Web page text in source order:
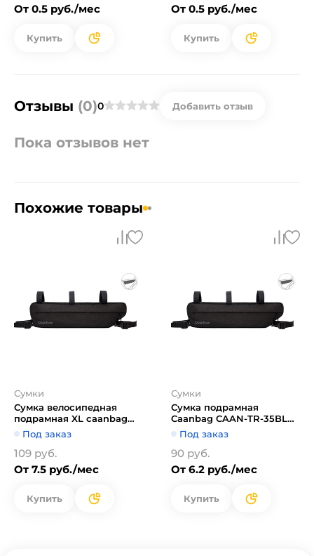
От 0.5 руб./мес
Купить
От 0.5 руб./мес
Купить
Отзывы (0)0 Добавить отзыв
Пока отзывов нет
Похожие товары
Сумки
Сумка велосипедная
подрамная XL caanbag
цвет: черный CAAN-TR-
36BL
Под заказ
109 руб.
От 7.5 руб./мес
Купить
Сумки
Сумка подрамная
Caanbag CAAN-TR-35BL
(черный)
Под заказ
90 руб.
От 6.2 руб./мес
Купить